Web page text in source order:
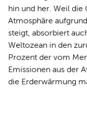
hin und her. Weil
Atmosphäre
steigt, absorbiert
Weltozean in den
Prozent der vom
Emissionen aus der
die Erderwärmung